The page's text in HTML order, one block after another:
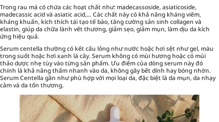
Trong rau má có chứa các hoạt chất như: madecassoside, asiaticoside,
madecassic acid và asiatic acid,… Các chất này có khả năng kháng viêm,
kháng khuẩn, kích thích tái tạo tế bào, tăng cường sản sinh collagen và
elastin, giúp da chữa lành vết thương, giảm sẹo, giảm mụn, làm dịu da kích
ứng hiệu quả.
Serum centella thường có kết cấu lỏng như nước hoặc hơi sệt như gel, màu
trong suốt hoặc hơi xanh lá cây. Serum không có mùi hương hoặc có mùi
thảo dược nhẹ tùy vào từng sản phẩm. Ưu điểm của dòng serum này đó
chính là khả năng thấm nhanh vào da, không gây bết dính hay bóng nhờn.
Serum Centella gần như phù hợp với mọi loại da, đặc biệt là da mụn, da nhạy
cảm và da tổn thương.